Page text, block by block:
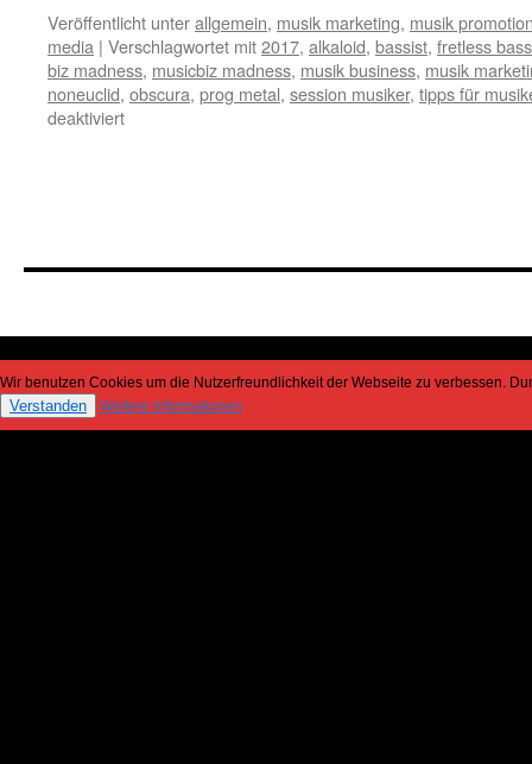
Veröffentlicht unterallgemein, musik marketing, musik
media | Verschlagwortet mit2017, alkaloid, bassist, fretless bass
biz madness, musicbiz madness, musik business, musik
noneuclid, obscura, prog metal, session musiker, tipps für
deaktiviert
Wir benutzen Cookies um die Nutzerfreundlichkeit der Webseite zu verbessen.
Verstanden Weitere Informationen